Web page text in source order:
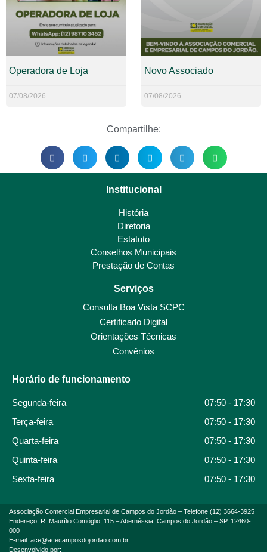
Operadora de Loja
07/08/2026
Novo Associado
07/08/2026
Compartilhe:
Institucional
História
Diretoria
Estatuto
Conselhos Municipais
Prestação de Contas
Serviços
Consulta Boa Vista SCPC
Certificado Digital
Orientações Técnicas
Convênios
Horário de funcionamento
Segunda-feira
07:50 - 17:30
Terça-feira
07:50 - 17:30
Quarta-feira
07:50 - 17:30
Quinta-feira
07:50 - 17:30
Sexta-feira
07:50 - 17:30
Associação Comercial Empresarial de Campos do Jordão – Telefone (12) 3664-3925
Endereço: R. Maurílio Comóglio, 115 – Abernéssia, Campos do Jordão – SP, 12460-
000
E-mail: ace@acecamposdojordao.com.br
Desenvolvido por: